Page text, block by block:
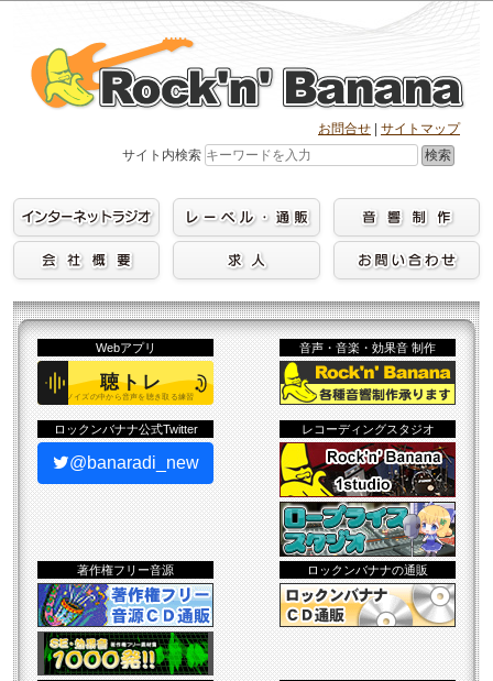
content
お問合せ
サイトマップ
サイト内検索
検索
Webアプリ 音声・音楽・効果音 制作
ロックンバナナ公式Twitter
@banaradi_new
レコーディングスタジオ
著作権フリー音源 ロックンバナナの通販